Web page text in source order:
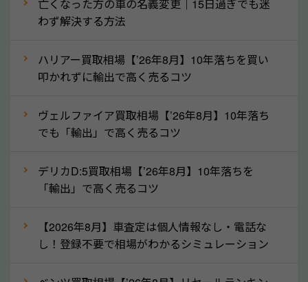
内装や外装の状態
定を行い高価買取価格をつけやすくなります。
ってきます！
月割りで返還されるものです。ですから、自動車税の
還付金は早めに売却するほど多く還付されます。不要
③自動車税の還付金の扱いについて確認し
亡くなった方の車の名義変更｜15日過ぎでも迷
わず解決する方法
ハリアー買取相場【’26年8月】10年落ちを買い
叩かれずに輸出で高く売るコツ
ヴェルファイア買取相場【’26年8月】10年落ち
でも「輸出」で高く売るコツ
デリカD:5買取相場【’26年8月】10年落ちを
「輸出」で高く売るコツ
【2026年8月】車査定は個人情報なし・電話な
し！登録不要で相場がわかるシミュレーション